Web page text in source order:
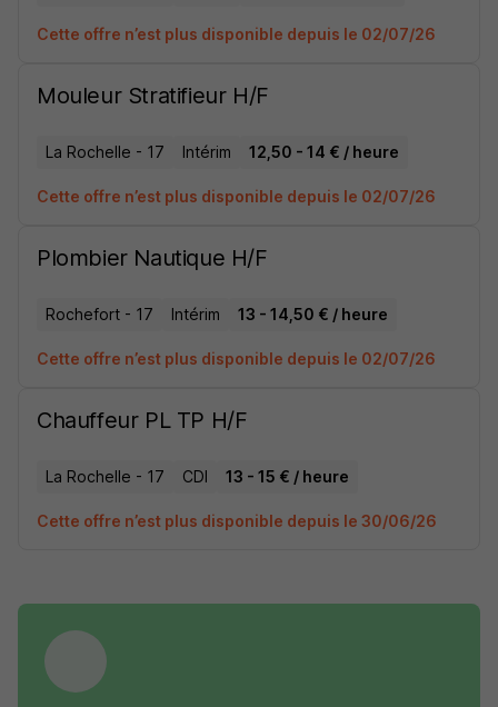
Cette offre n’est plus disponible depuis le 02/07/26
Mouleur Stratifieur H/F
La Rochelle - 17 Intérim 12,50 - 14 € / heure
Cette offre n’est plus disponible depuis le 02/07/26
Plombier Nautique H/F
Rochefort - 17 Intérim 13 - 14,50 € / heure
Cette offre n’est plus disponible depuis le 02/07/26
Chauffeur PL TP H/F
La Rochelle - 17 CDI 13 - 15 € / heure
Cette offre n’est plus disponible depuis le 30/06/26